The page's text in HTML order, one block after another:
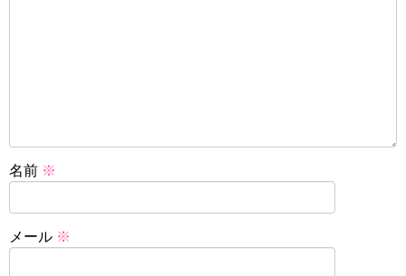
名前 ※
メール ※